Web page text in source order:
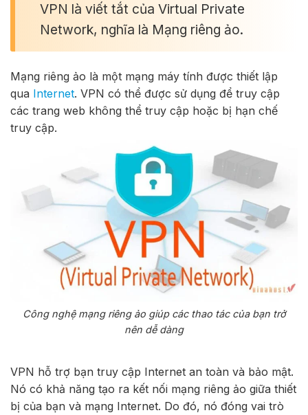
VPN là viết tắt của Virtual Private
Network, nghĩa là Mạng riêng ảo.
Mạng riêng ảo là một mạng máy tính được thiết lập
qua Internet. VPN có thể được sử dụng để truy cập
các trang web không thể truy cập hoặc bị hạn chế
truy cập.
Công nghệ mạng riêng ảo giúp các thao tác của bạn trở
nên dễ dàng
VPN hỗ trợ bạn truy cập Internet an toàn và bảo mật.
Nó có khả năng tạo ra kết nối mạng riêng ảo giữa thiết
bị của bạn và mạng Internet. Do đó, nó đóng vai trò